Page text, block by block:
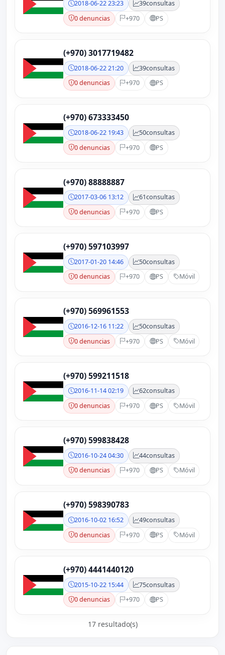
2018-06-22 23:23 39consultas
0 denuncias
+970 PS
(+970) 3017719482
2018-06-22 21:20 39consultas
0 denuncias
+970 PS
(+970) 673333450
2018-06-22 19:43 50consultas
0 denuncias
+970 PS
(+970) 88888887
2017-03-06 13:12 61consultas
0 denuncias
+970 PS
(+970) 597103997
2017-01-20 14:46 50consultas
0 denuncias
+970 PS Móvil
(+970) 569961553
2016-12-16 11:22 50consultas
0 denuncias
+970 PS Móvil
(+970) 599211518
2016-11-14 02:19 62consultas
0 denuncias
+970 PS Móvil
(+970) 599838428
2016-10-24 04:30 44consultas
0 denuncias
+970 PS Móvil
(+970) 598390783
2016-10-02 16:52 49consultas
0 denuncias
+970 PS Móvil
(+970) 4441440120
2015-10-22 15:44 75consultas
0 denuncias
+970 PS
17 resultado(s)